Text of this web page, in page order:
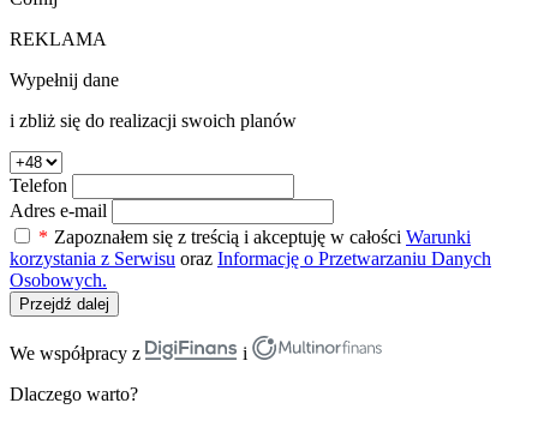
REKLAMA
Wypełnij dane
i zbliż się do realizacji swoich planów
Telefon
Adres e-mail
* Zapoznałem się z treścią i akceptuję w całości Warunki
korzystania z Serwisu oraz Informację o Przetwarzaniu Danych
Osobowych.
Przejdź dalej
We współpracy z
i
Dlaczego warto?